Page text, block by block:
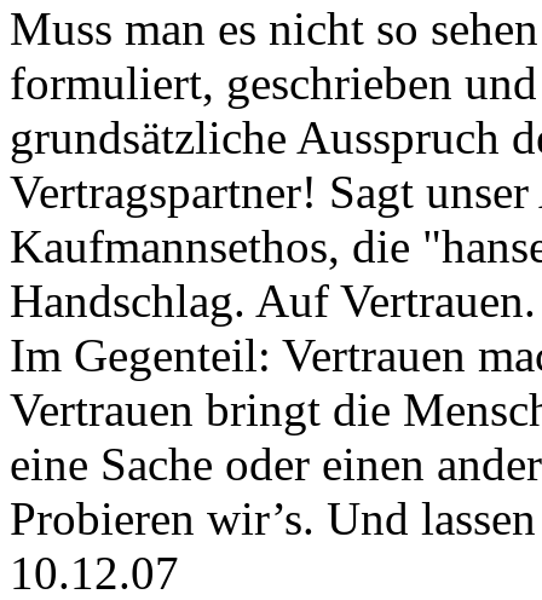
Muss man es nicht so
formuliert, geschrieben
grundsätzliche Ausspruch
Vertragspartner! Sagt
Kaufmannsethos, die
Handschlag. Auf
Im Gegenteil: Vertrauen
Vertrauen bringt die
eine Sache oder einen
Probieren wir’s. Und
10.12.07